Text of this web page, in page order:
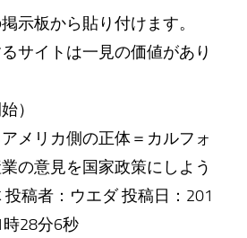
示板から貼り付けます。
サイトは一見の価値があり
）
メリカ側の正体＝カルフォ
の意見を国家政策にしよう
稿者：ウエダ 投稿日：201
時28分6秒